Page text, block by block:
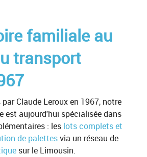
familiale au
transport
Claude Leroux en 1967, notre
est aujourd'hui spécialisée dans
: les lots complets et
de palettesvia un réseau de
sur le Limousin.